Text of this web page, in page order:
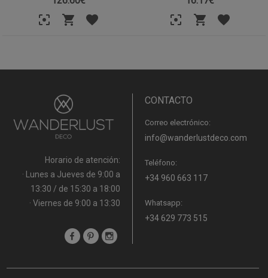
Horario de atención:
· Lunes a Jueves de 9:00 a
13:30 / de 15:30 a 18:00
· Viernes de 9:00 a 13:30
CONTACTO
Correo electrónico:
info@wanderlustdeco.com
Teléfono:
+34 960 663 117
Whatsapp:
+34 629 773 515